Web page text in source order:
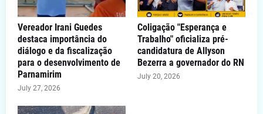
Vereador Irani Guedes
destaca importância do
diálogo e da fiscalização
para o desenvolvimento de
Parnamirim
July 27, 2026
Coligação "Esperança e
Trabalho" oficializa pré-
candidatura de Allyson
Bezerra a governador do RN
July 20, 2026